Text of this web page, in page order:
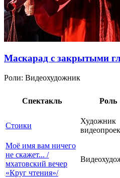
Маскарад с закрытыми
Роли: Видеохудожник
Спектакль Роль
Стоики
Художник
Моё имя вам ничего
не скажет... /
мхатовский вечер
«Круг чтения»/